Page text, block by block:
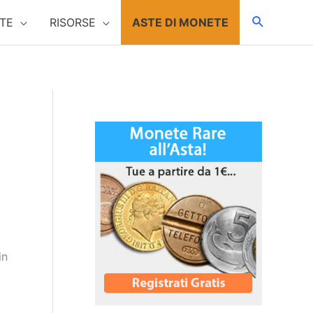
RISORSE ASTE DI MONETE